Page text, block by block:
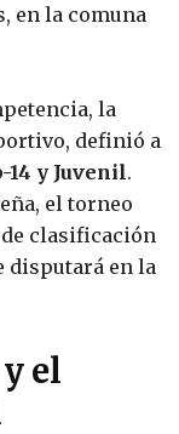
en la comuna
la
definió a
14 y Juvenil.
el torneo
clasificación
disputará en la
el